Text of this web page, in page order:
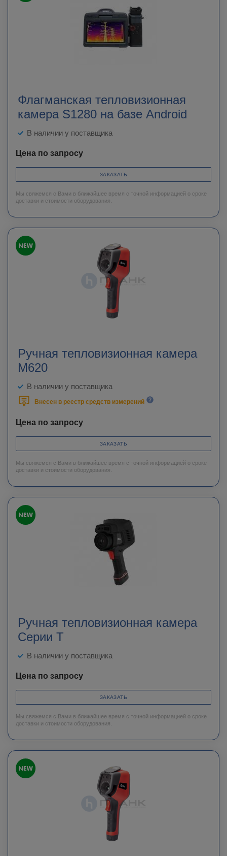
Флагманская тепловизионная
камера S1280 на базе Android
В наличии у поставщика
Цена по запросу
ЗАКАЗАТЬ
Мы свяжемся с Вами в ближайшее время с точной информацией о сроке
доставки и стоимости оборудования.
Ручная тепловизионная камера
M620
В наличии у поставщика
Внесен в реестр средств измерений
Цена по запросу
ЗАКАЗАТЬ
Мы свяжемся с Вами в ближайшее время с точной информацией о сроке
доставки и стоимости оборудования.
Ручная тепловизионная камера
Серии T
В наличии у поставщика
Цена по запросу
ЗАКАЗАТЬ
Мы свяжемся с Вами в ближайшее время с точной информацией о сроке
доставки и стоимости оборудования.